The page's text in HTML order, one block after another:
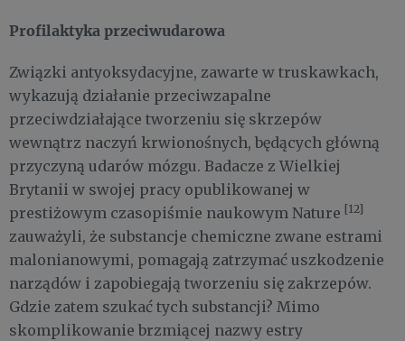
Profilaktyka przeciwudarowa
Związki antyoksydacyjne, zawarte w truskawkach,
wykazują działanie przeciwzapalne
przeciwdziałające tworzeniu się skrzepów
wewnątrz naczyń krwionośnych, będących główną
przyczyną udarów mózgu. Badacze z Wielkiej
Brytanii w swojej pracy opublikowanej w
prestiżowym czasopiśmie naukowym Nature [12]
zauważyli, że substancje chemiczne zwane estrami
malonianowymi, pomagają zatrzymać uszkodzenie
narządów i zapobiegają tworzeniu się zakrzepów.
Gdzie zatem szukać tych substancji? Mimo
skomplikowanie brzmiącej nazwy estry